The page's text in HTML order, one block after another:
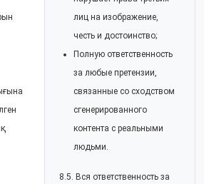
лиц на изображение,
честь и достоинство;
Полную ответственность
за любые претензии,
связанные со сходством
сгенерированного
контента с реальными
людьми.
8.5. Вся ответственность за